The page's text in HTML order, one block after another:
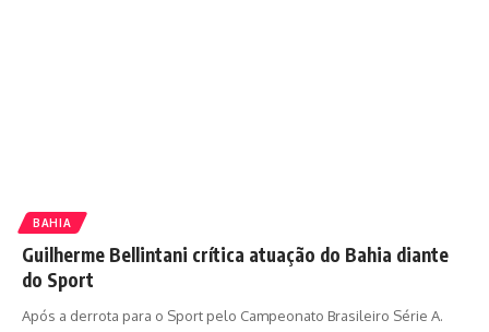
BAHIA
Guilherme Bellintani crítica atuação do Bahia diante
do Sport
Após a derrota para o Sport pelo Campeonato Brasileiro Série A.